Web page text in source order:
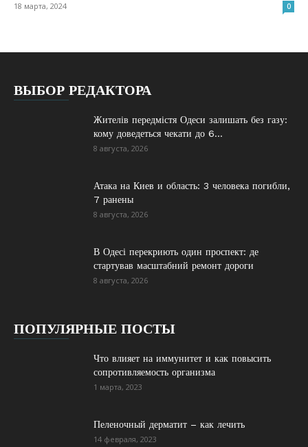
18 марта, 2024 0
ВЫБОР РЕДАКТОРА
Жителів передмістя Одеси залишать без газу:
кому доведеться чекати до 6...
8 августа, 2026
Атака на Киев и область: 3 человека погибли,
7 ранены
8 августа, 2026
В Одесі перекриють один проспект: де
стартував масштабний ремонт дороги
8 августа, 2026
ПОПУЛЯРНЫЕ ПОСТЫ
Что влияет на иммунитет и как повысить
сопротивляемость организма
1 марта, 2023
Пеленочный дерматит – как лечить
14 февраля, 2023